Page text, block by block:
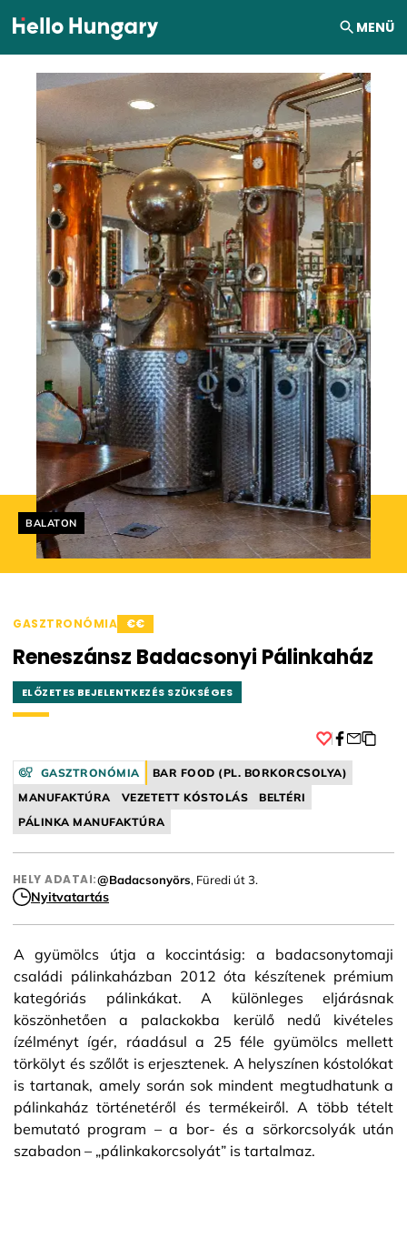
Ugrás a tartalomhoz MENÜ
Helyszín címkék:
BALATON
GASZTRONÓMIA €€
Reneszánsz Badacsonyi Pálinkaház
ELŐZETES BEJELENTKEZÉS SZÜKSÉGES
GASZTRONÓMIA
BAR FOOD (PL. BORKORCSOLYA)
MANUFAKTÚRA
VEZETETT KÓSTOLÁS
BELTÉRI
PÁLINKA MANUFAKTÚRA
HELY ADATAI:@Badacsonyörs, Füredi út 3.
Nyitvatartás
A gyümölcs útja a koccintásig: a badacsonytomaji
családi pálinkaházban 2012 óta készítenek prémium
kategóriás pálinkákat. A különleges eljárásnak
köszönhetően a palackokba kerülő nedű kivételes
ízélményt ígér, ráadásul a 25 féle gyümölcs mellett
törkölyt és szőlőt is erjesztenek. A helyszínen kóstolókat
is tartanak, amely során sok mindent megtudhatunk a
pálinkaház történetéről és termékeiről. A több tételt
bemutató program – a bor- és a sörkorcsolyák után
szabadon – „pálinkakorcsolyát” is tartalmaz.